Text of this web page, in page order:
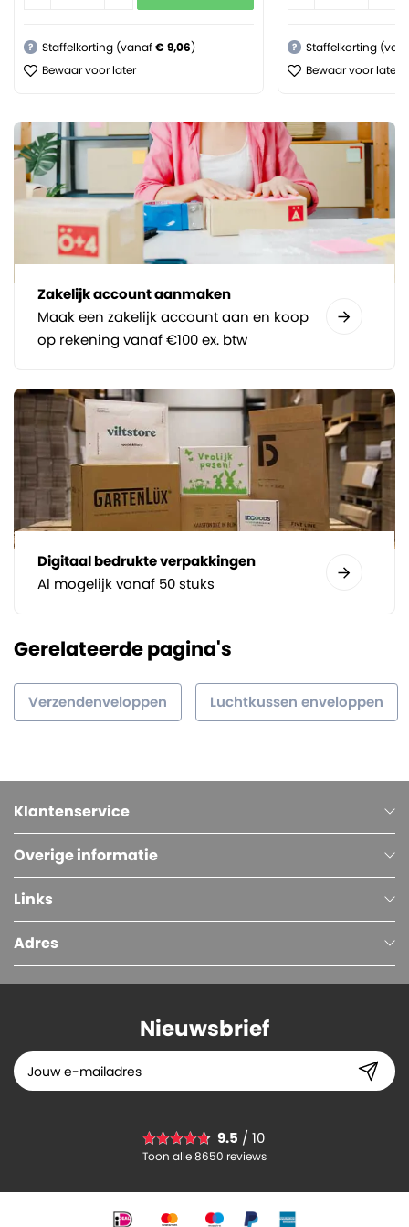
In winkelwagen
? Staffelkorting (vanaf€ 9,06)
Bewaar voor later
?
Staffelkorting
Bewaar voor later
Zakelijk account aanmaken
Maak een zakelijk account aan en koop
op rekening vanaf €100 ex. btw
Digitaal bedrukte verpakkingen
Al mogelijk vanaf 50 stuks
Gerelateerde pagina's
Verzendenveloppen Luchtkussen enveloppen
Klantenservice
Overige informatie
Links
Adres
Nieuwsbrief
9.5 / 10
Toon alle 8650 reviews